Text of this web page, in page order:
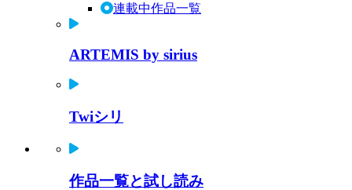
連載中作品一覧
ARTEMIS by sirius
Twiシリ
作品一覧と試し読み